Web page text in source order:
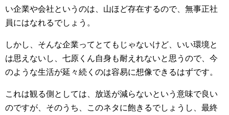
い企業や会社というのは、山ほど存在するので、無事正社
員にはなれるでしょう。
しかし、そんな企業ってとてもじゃないけど、いい環境と
は思えないし、七原くん自身も耐えれないと思うので、今
のような生活が延々続くのは容易に想像できるはずです。
これは観る側としては、放送が減らないという意味で良い
のですが、そのうち、このネタに飽きるでしょうし、最終